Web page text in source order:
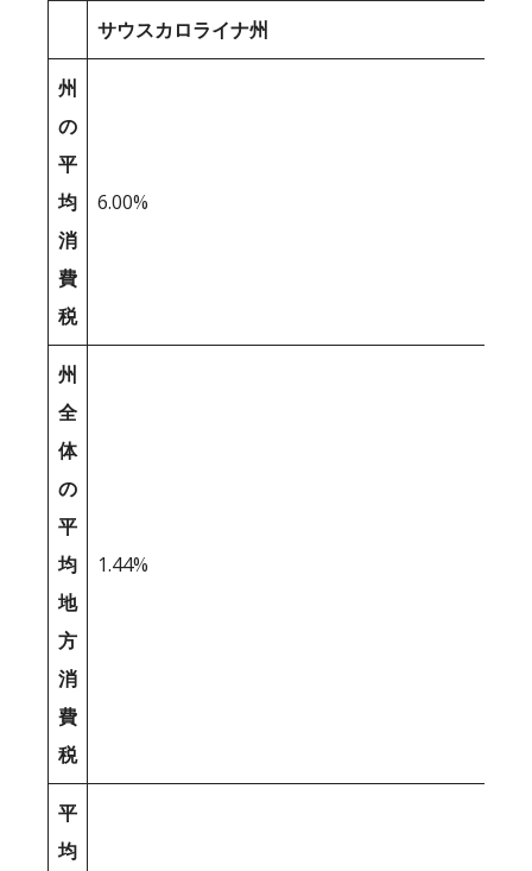
サウスカロライナ州
州
の
平
均
消
費
税
6.00%
州
全
体
の
平
均
地
方
消
費
税
1.44%
平
均